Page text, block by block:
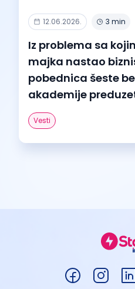
12.06.2026. 3 min
Iz problema sa
majka nastao
pobednica šeste
akademije
Vesti